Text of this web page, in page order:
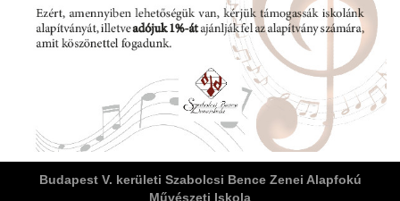
Budapest V. kerületi Szabolcsi Bence Zenei Alapfokú
Művészeti Iskola